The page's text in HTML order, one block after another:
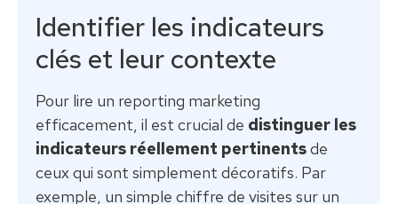
Identifier les indicateurs
clés et leur contexte
Pour lire un reporting marketing
efficacement, il est crucial de distinguer les
indicateurs réellement pertinentsde
ceux qui sont simplement décoratifs. Par
exemple, un simple chiffre de visites sur un